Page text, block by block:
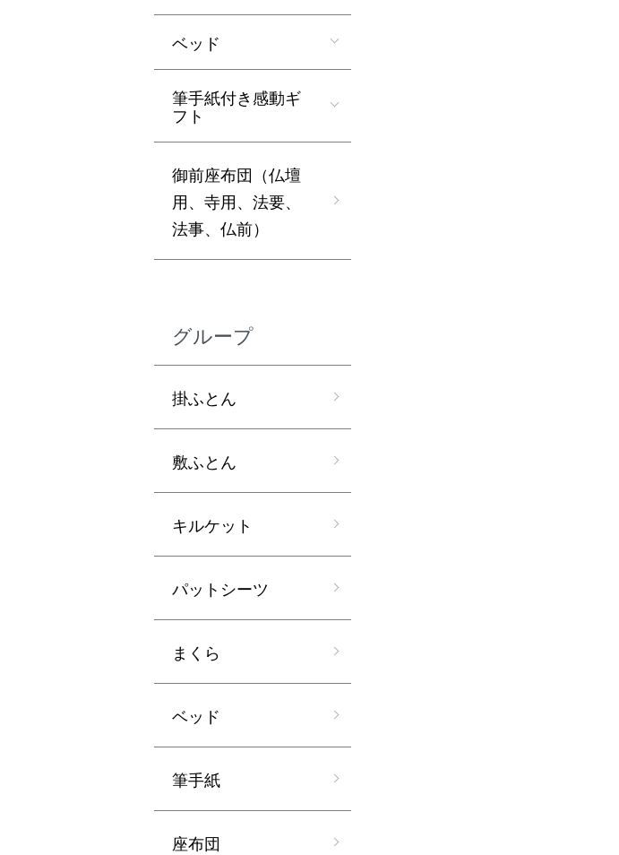
ベッド
筆手紙付き感動ギ
フト
御前座布団（仏壇
用、寺用、法要、
法事、仏前）
グループ
掛ふとん
敷ふとん
キルケット
パットシーツ
まくら
ベッド
筆手紙
座布団